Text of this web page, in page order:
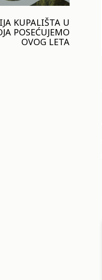
KUPALIŠTA U
POSEĆUJEMO
OVOG LETA